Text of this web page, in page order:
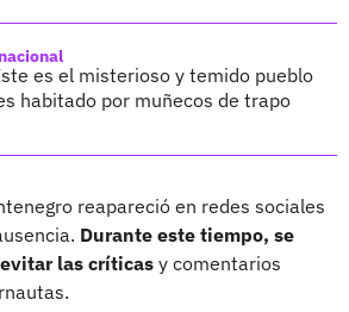
es el misterioso y temido pueblo
habitado por muñecos de trapo
reapareció en redes sociales
Durante este tiempo, se
las críticas y comentarios